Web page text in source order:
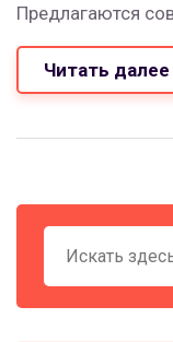
Предлагаются
для создания
решений. В
дизайна
Читать далее